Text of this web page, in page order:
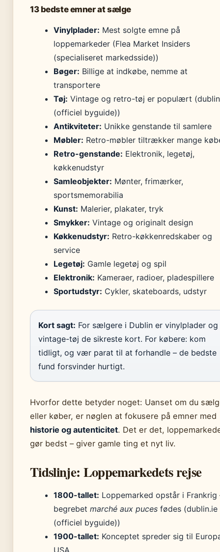
13 bedste emner at sælge
Vinylplader: Mest solgte emne på
loppemarkeder (Flea Market Insiders
(specialiseret markedsside))
Bøger: Billige at indkøbe, nemme at
transportere
Tøj: Vintage og retro-tøj er populært
(officiel byguide))
Antikviteter: Unikke genstande til samlere
Møbler: Retro-møbler tiltrækker mange
Retro-genstande: Elektronik, legetøj,
køkkenudstyr
Samleobjekter: Mønter, frimærker,
sportsmemorabilia
Kunst: Malerier, plakater, tryk
Smykker: Vintage og originalt design
Køkkenudstyr: Retro-køkkenredskaber og
service
Legetøj: Gamle legetøj og spil
Elektronik: Kameraer, radioer, pladespillere
Sportudstyr: Cykler, skateboards, udstyr
Kort sagt: For sælgere i Dublin er vinylplader og
vintage-tøj de sikreste kort. For købere: kom
tidligt, og vær parat til at forhandle – de bedste
fund forsvinder hurtigt.
Hvorfor dette betyder noget: Uanset om du
eller køber, er nøglen at fokusere på emner med
historie og autenticitet. Det er det,
gør bedst – giver gamle ting et nyt liv.
Tidslinje: Loppemarkedets rejse
1800-tallet: Loppemarked opstår i Frankrig
begrebet marché aux puces fødes (dublin.ie
(officiel byguide))
1900-tallet: Konceptet spreder sig til
USA